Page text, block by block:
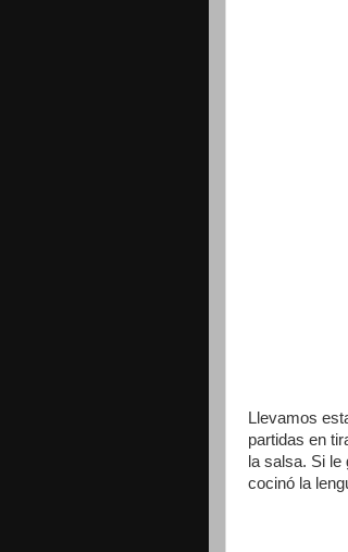
Llevamos
partidas en
la salsa. Si
cocinó la